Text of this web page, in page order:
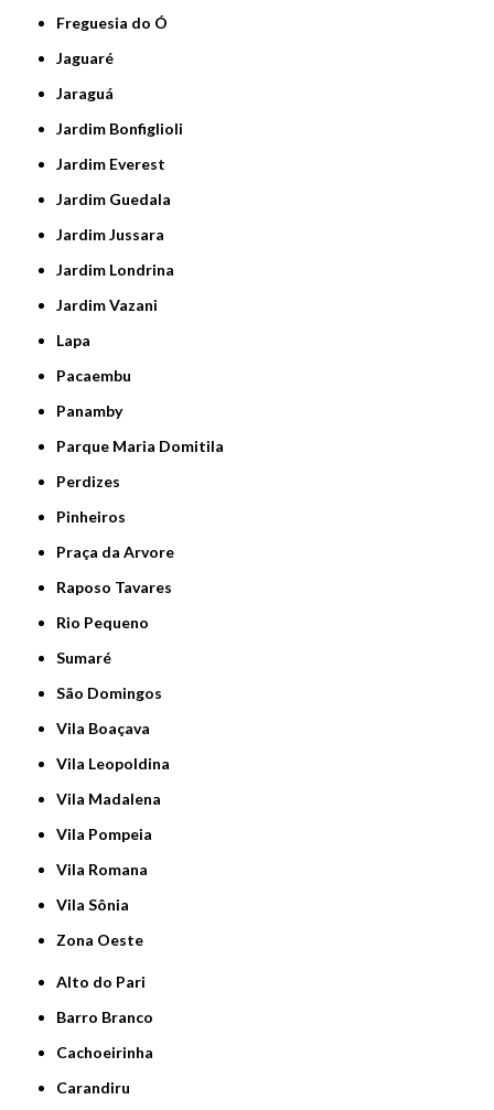
Freguesia do Ó
Jaguaré
Jaraguá
Jardim Bonfiglioli
Jardim Everest
Jardim Guedala
Jardim Jussara
Jardim Londrina
Jardim Vazani
Lapa
Pacaembu
Panamby
Parque Maria Domitila
Perdizes
Pinheiros
Praça da Arvore
Raposo Tavares
Rio Pequeno
Sumaré
São Domingos
Vila Boaçava
Vila Leopoldina
Vila Madalena
Vila Pompeia
Vila Romana
Vila Sônia
Zona Oeste
Alto do Pari
Barro Branco
Cachoeirinha
Carandiru